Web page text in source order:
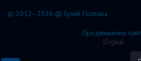
© 2012–2026 @ Гуляй Полтава
Продвижение
iDigital